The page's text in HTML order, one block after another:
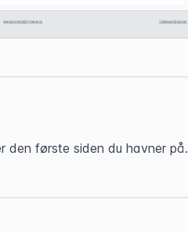
den første siden du havner på.